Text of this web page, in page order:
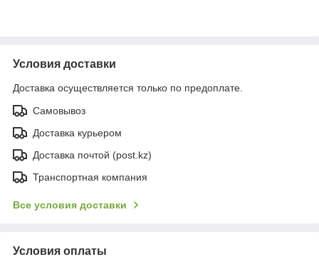
Условия доставки
Доставка осуществляется только по предоплате.
Самовывоз
Доставка курьером
Доставка почтой (post.kz)
Транспортная компания
Все условия доставки
Условия оплаты